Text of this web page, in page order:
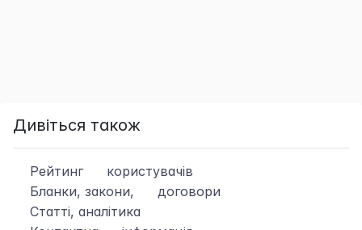
Дивіться також
Рейтинг
користувачів
Бланки, закони,
договори
Статті, аналітика